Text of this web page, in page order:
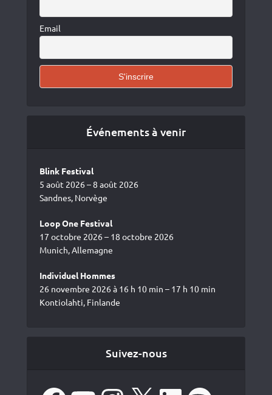
Email
Événements à venir
Blink Festival
5 août 2026 – 8 août 2026
Sandnes, Norvège
Loop One Festival
17 octobre 2026 – 18 octobre 2026
Munich, Allemagne
Individuel Hommes
26 novembre 2026 à 16 h 10 min – 17 h 10 min
Kontiolahti, Finlande
Suivez-nous
Facebook Instagram LinkedIn Spotify